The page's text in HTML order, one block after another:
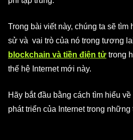
Trong bài viết này, chúng ta sẽ tìm
sử và vai trò của nó trong tương
blockchain và tiền điện tử trong
thế hệ Internet mới này.
Hãy bắt đầu bằng cách tìm hiểu
phát triển của Internet trong